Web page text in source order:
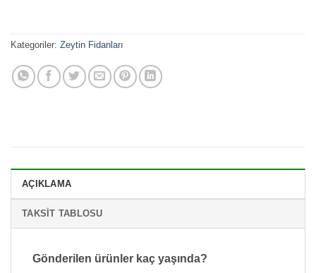
Kategoriler: Zeytin Fidanları
AÇIKLAMA
TAKSIT TABLOSU
Gönderilen ürünler kaç yaşında?